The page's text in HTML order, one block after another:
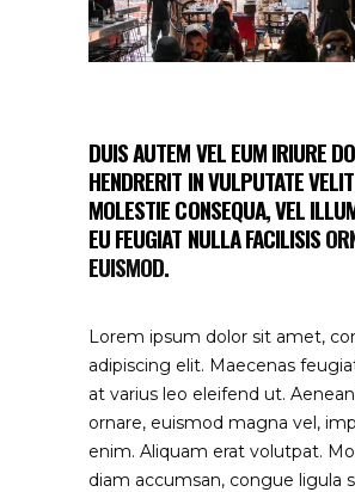
DUIS AUTEM VEL EUM IRIURE
HENDRERIT IN VULPUTATE
MOLESTIE CONSEQUA, VEL
EU FEUGIAT NULLA FACILISIS
EUISMOD.
Lorem ipsum dolor sit amet,
adipiscing elit. Maecenas
at varius leo eleifend ut.
ornare, euismod magna vel,
enim. Aliquam erat volutpat.
diam accumsan, congue ligula